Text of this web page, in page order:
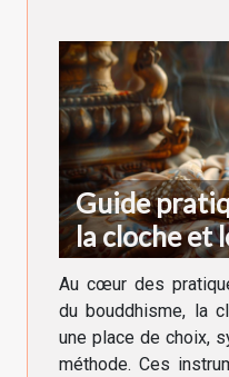
Guide
la cloche et
rituels
Au cœur des
du bouddhisme, la
une place de choix,
méthode. Ces